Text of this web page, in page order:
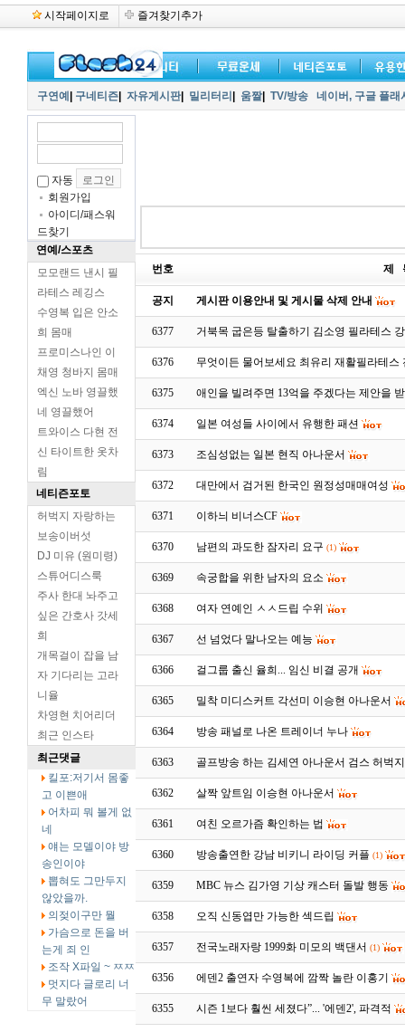
시작페이지로 즐겨찾기추가
구연예 구네티즌 자유게시판| 밀리터리 움짤| TV/방송 네이버, 구글 플
자동
회원가입
아이디/패스워
드찾기
연예/스포츠
모모랜드 낸시 필
라테스 레깅스
수영복 입은 안소
희 몸매
프로미스나인 이
채영 청바지 몸매
엑신 노바 영끌했
네 영끌했어
트와이스 다현 전
신 타이트한 옷차
림
네티즌포토
허벅지 자랑하는
보송이버섯
DJ 미유 (원미령)
스튜어디스룩
주사 한대 놔주고
싶은 간호사 갓세
희
개목걸이 잡을 남
자 기다리는 고라
니율
차영현 치어리더
최근 인스타
최근댓글
킬포:저기서 몸좋
고 이쁜애
어차피 뭐 볼게 없
네
얘는 모델이야 방
송인이야
뽑혀도 그만두지
않았을까.
의젖이구만 뭘
가슴으로 돈을 버
는게 죄 인
조작 X파일 ~ ㅉㅉ
멋지다 글로리 너
무 말랐어
번호 제
공지 게시판 이용안내 및 게시물 삭제 안내
6377 거북목 굽은등 탈출하기 김소영 필라테스
6376 무엇이든 물어보세요 최유리 재활필라테스
6375 애인을 빌려주면 13억을 주겠다는 제안을
6374 일본 여성들 사이에서 유행한 패션
6373 조심성없는 일본 현직 아나운서
6372 대만에서 검거된 한국인 원정성매매여성
6371 이하늬 비너스CF
6370 남편의 과도한 잠자리 요구 (1)
6369 속궁합을 위한 남자의 요소
6368 여자 연예인 ㅅㅅ드립 수위
6367 선 넘었다 말나오는 예능
6366 걸그룹 출신 율희... 임신 비결 공개
6365 밀착 미디스커트 각선미 이승현 아나운서
6364 방송 패널로 나온 트레이너 누나
6363 골프방송 하는 김세연 아나운서 검스 허벅지
6362 살짝 앞트임 이승현 아나운서
6361 여친 오르가즘 확인하는 법
6360 방송출연한 강남 비키니 라이딩 커플 (1)
6359 MBC 뉴스 김가영 기상 캐스터 돌발 행동
6358 오직 신동엽만 가능한 섹드립
6357 전국노래자랑 1999화 미모의 백댄서 (1)
6356 에덴2 출연자 수영복에 깜짝 놀란 이홍기
6355 시즌 1보다 훨씬 세졌다”... '에덴2', 파격적